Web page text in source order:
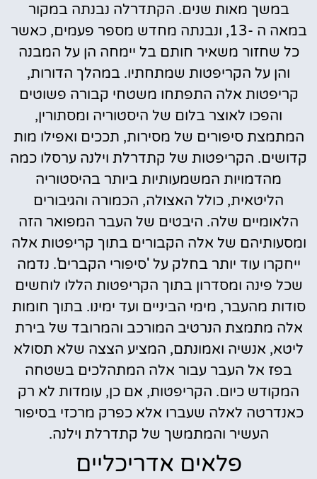
במשך מאות שנים. הקתדרלה נבנתה במקור
במאה ה -13, ונבנתה מחדש מספר פעמים, כאשר
כל שחזור משאיר חותם בל יימחה הן על המבנה
והן על הקריפטות שמתחתיו. במהלך הדורות,
קריפטות אלה התפתחו משטחי קבורה פשוטים
והפכו לאוצר בלום של היסטוריה ומסתורין,
המתמצת סיפורים של מסירות, תככים ואפילו מות
קדושים. הקריפטות של קתדרלת וילנה ערסלו כמה
מהדמויות המשמעותיות ביותר בהיסטוריה
הליטאית, כולל האצולה, הכמורה והגיבורים
הלאומיים שלה. היבטים של העבר המפואר הזה
ומסעותיהם של אלה הקבורים בתוך קריפטות אלה
ייחקרו עוד יותר בחלק על 'סיפורי הקברים'. נדמה
שכל פינה ומסדרון בתוך הקריפטות הללו לוחשים
סודות מהעבר, מימי הביניים ועד ימינו. בתוך חומות
אלה מתמצת הנרטיב המורכב והמרובד של בירת
ליטא, אנשיה ואמונתם, המציע הצצה שלא תסולא
בפז אל העבר עבור אלה המתהלכים בשטחה
המקודש כיום. הקריפטות, אם כן, עומדות לא רק
כאנדרטה לאלה שעברו אלא כפרק מרכזי בסיפור
העשיר והמתמשך של קתדרלת וילנה.
פלאים אדריכליים